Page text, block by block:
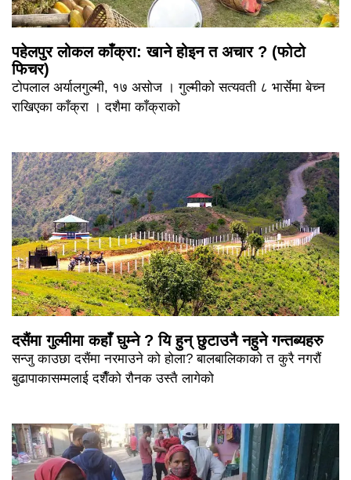
पहेलपुर लोकल काँक्रा: खाने होइन त अचार ? (फोटो
फिचर)
टोपलाल अर्यालगुल्मी, १७ असोज । गुल्मीको सत्यवती ८ भार्सेमा बेच्न
राखिएका काँक्रा । दशैमा काँक्राको
दसैंमा गुल्मीमा कहाँ घुम्ने ? यि हुन् छुटाउनै नहुने गन्तब्यहरु
सन्जु काउछा दसैंमा नरमाउने को होला? बालबालिकाको त कुरै नगरौं
बुढापाकासम्मलाई दशैँको रौनक उस्तै लागेको